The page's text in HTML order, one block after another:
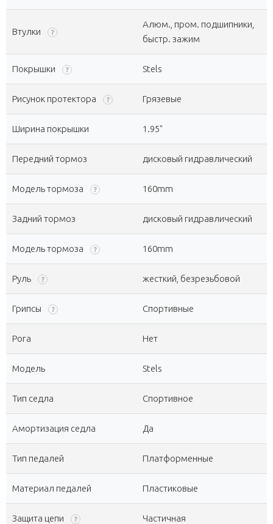
Втулки ?
Алюм., пром. подшипники,
быстр. зажим
Покрышки ? Stels
Рисунок протектора ? Грязевые
Ширина покрышки 1.95"
Передний тормоз дисковый гидравлический
Модель тормоза ? 160mm
Задний тормоз дисковый гидравлический
Модель тормоза ? 160mm
Руль ? жесткий, безрезьбовой
Грипсы ? Спортивные
Рога Нет
Модель Stels
Тип седла Спортивное
Амортизация седла Да
Тип педалей Платформенные
Материал педалей Пластиковые
Защита цепи ? Частичная